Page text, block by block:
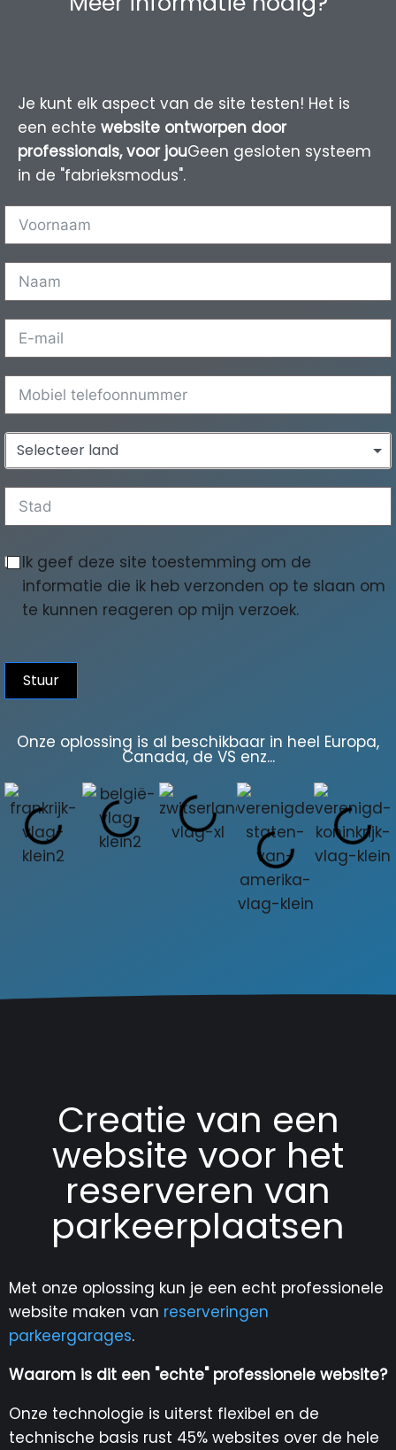
Je kunt elk aspect van de site testen! Het is
een echte website ontworpen door
professionals, voor jouGeen gesloten systeem
in de "fabrieksmodus".
Selecteer land
Ik geef deze site toestemming om de
informatie die ik heb verzonden op te slaan om
te kunnen reageren op mijn verzoek.
Stuur
Onze oplossing is al beschikbaar in heel Europa,
Canada, de VS enz...
Creatie van een
website voor het
reserveren van
parkeerplaatsen
Met onze oplossing kun je een echt professionele
website maken van reserveringen
parkeergarages.
Waarom is dit een "echte" professionele website?
Onze technologie is uiterst flexibel en de
technische basis rust 45% websites over de hele